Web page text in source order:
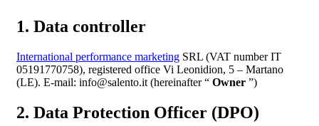
1. Data controller
International performance marketing SRL (VAT number IT
05191770758), registered office Vi Leonidion, 5 – Martano
(LE). E-mail: info@salento.it (hereinafter “ Owner ”)
2. Data Protection Officer (DPO)